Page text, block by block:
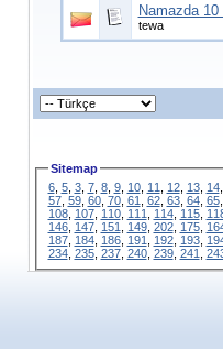
Namazda
tewa
Sitemap
6, 5, 3, 7, 8, 9, 10, 11 12, 13, 14,
57, 59, 60, 70, 61 62, 63, 64, 65,
108, 107, 110, 111 114, 115,
146, 147, 151 149, 202, 175,
187, 184, 186, 191 192, 193,
234, 235, 237, 240, 239, 241